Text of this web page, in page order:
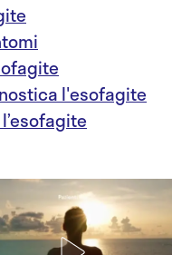
l'esofagite